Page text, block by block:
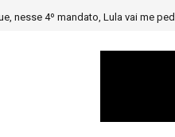
nesse 4º mandato, Lula vai me